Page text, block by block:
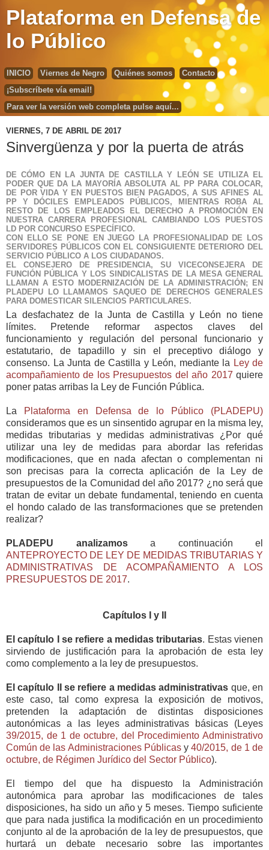
Plataforma en Defensa de
lo Público
INICIO Viernes de Negro Quiénes somos
Contacto
¡Subscríbete vía email!
Para ver la versión web completa pulse aquí...
VIERNES, 7 DE ABRIL DE 2017
Sinvergüenza y por la puerta de atrás
DE CÓMO EN LA JUNTA DE CASTILLA Y LEÓN SE UTILIZA EL
PODER QUE DA LA MAYORÍA ABSOLUTA AL PP PARA COLOCAR,
DE POR VIDA Y EN PUESTOS BIEN PAGADOS, A SUS AFINES AL
PP Y DÓCILES EMPLEADOS PÚBLICOS, MIENTRAS ROBA AL
RESTO DE LOS EMPLEADOS EL DERECHO A PROMOCIÓN EN
NUESTRA CARRERA PROFESIONAL CAMBIANDO LOS PUESTOS
LD POR CONCURSO ESPECÍFICO.
CON ELLO SE PONE EN JUEGO LA PROFESIONALIDAD DE LOS
SERVIDORES PÚBLICOS CON EL CONSIGUIENTE DETERIORO DEL
SERVICIO PÚBLICO A LOS CIUDADANOS.
EL CONSEJERO DE PRESIDENCIA, SU VICECONSEJERA DE
FUNCIÓN PÚBLICA Y LOS SINDICALISTAS DE LA MESA GENERAL
LLAMAN A ESTO MODERNIZACIÓN DE LA ADMINISTRACIÓN; EN
PLADEPU LO LLAMAMOS SAQUEO DE DERECHOS GENERALES
PARA DOMESTICAR SILENCIOS PARTICULARES.
La desfachatez de la Junta de Castilla y León no tiene
límites. Pretende reformar aspectos claves del
funcionamiento y regulación del personal funcionario y
estatutario, de tapadillo y sin el preceptivo diálogo y
consenso. La Junta de Castilla y León, mediante la Ley de
acompañamiento de los Presupuestos del año 2017 quiere
poner patas arribas la Ley de Función Pública.
La
Plataforma en Defensa de lo Público (PLADEPU)
consideramos que es un sinsentido agrupar en la misma ley,
medidas tributarias y medidas administrativas ¿Por qué
utilizar una ley de medidas para abordar las referidas
modificaciones, que en nada afectan o complementan ni
son precisas para la correcta aplicación de la Ley de
presupuestos de la Comunidad del año 2017? ¿no será que
tratan de evitar un debate fundamental, teniendo en cuenta
el hondo calado de las transformaciones que se pretenden
realizar?
PLADEPU analizamosa continuación el
ANTEPROYECTO DE LEY DE MEDIDAS TRIBUTARIAS Y
ADMINISTRATIVAS DE ACOMPAÑAMIENTO A LOS
PRESUPUESTOS DE 2017.
Capítulos I y II
El capítulo I se refiere a medidas tributarias. Estas vienen
sirviendo de justificación para la aprobación de esta ley
como complemento a la ley de presupuestos.
El capítulo II se refiere a medidas administrativas que, en
este caso, tal como expresa la exposición de motivos,
pretenden la adaptación de distintas disposiciones
autonómicas a las leyes administrativas básicas (Leyes
39/2015, de 1 de octubre, del Procedimiento Administrativo
Común de las Administraciones Públicasy40/2015, de 1 de
octubre, de Régimen Jurídico del Sector Público).
El tiempo del que ha dispuesto la Administración
autonómica para aprobar las modificaciones de tales
disposiciones, ha sido un año y 5 meses. Tiempo suficiente
que para nada justifica la modificación en un procedimiento
conjunto al de la aprobación de la ley de presupuestos, que
hurtará un debate necesario sobre las importantes